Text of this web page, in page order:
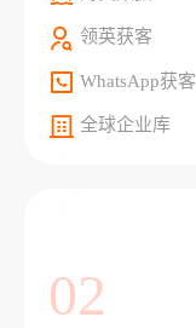
领英获客
WhatsApp获客
全球企业库
02